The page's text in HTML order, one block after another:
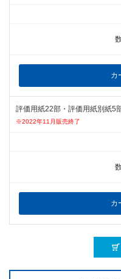
評価用紙22部・評価用紙別紙5
※2022年11月販売終了